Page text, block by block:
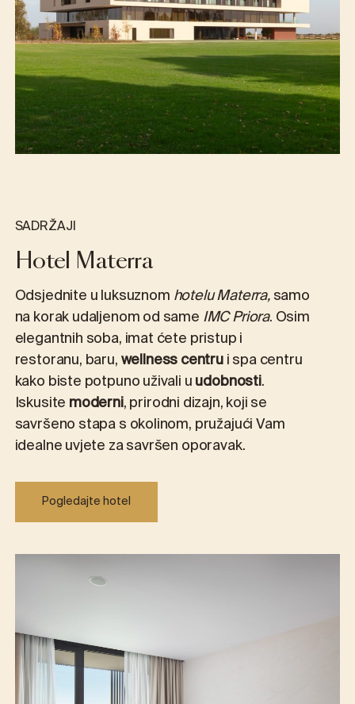
SADRŽAJI
Hotel Materra
Odsjednite u luksuznomhotelu Materra,samo
na korak udaljenom od sameIMC Priora. Osim
elegantnih soba, imat ćete pristup i
restoranu, baru,wellness centrui spa centru
kako biste potpuno uživali uudobnosti.
Iskusitemoderni, prirodni dizajn, koji se
savršeno stapa s okolinom, pružajući Vam
idealne uvjete za savršen oporavak.
Pogledajte hotel